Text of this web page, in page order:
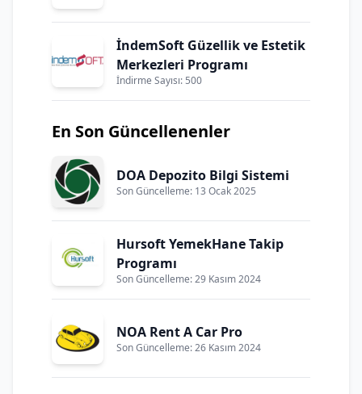
İndemSoft Güzellik ve Estetik
Merkezleri Programı
İndirme Sayısı: 500
En Son Güncellenenler
DOA Depozito Bilgi Sistemi
Son Güncelleme: 13 Ocak 2025
Hursoft YemekHane Takip
Programı
Son Güncelleme: 29 Kasım 2024
NOA Rent A Car Pro
Son Güncelleme: 26 Kasım 2024